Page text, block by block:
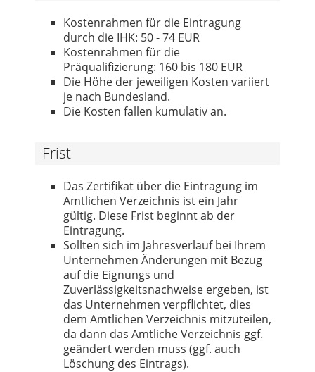
Kostenrahmen für die Eintragung
durch die IHK: 50 - 74 EUR
Kostenrahmen für die
Präqualifizierung: 160 bis 180 EUR
Die Höhe der jeweiligen Kosten variiert
je nach Bundesland.
Die Kosten fallen kumulativ an.
Frist
Das Zertifikat über die Eintragung im
Amtlichen Verzeichnis ist ein Jahr
gültig. Diese Frist beginnt ab der
Eintragung.
Sollten sich im Jahresverlauf bei Ihrem
Unternehmen Änderungen mit Bezug
auf die Eignungs und
Zuverlässigkeitsnachweise ergeben, ist
das Unternehmen verpflichtet, dies
dem Amtlichen Verzeichnis mitzuteilen,
da dann das Amtliche Verzeichnis ggf.
geändert werden muss (ggf. auch
Löschung des Eintrags).